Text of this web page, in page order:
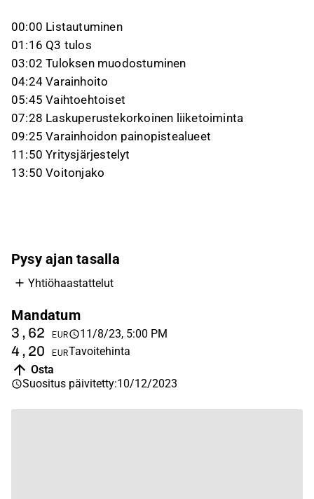
00:00 Listautuminen
01:16 Q3 tulos
03:02 Tuloksen muodostuminen
04:24 Varainhoito
05:45 Vaihtoehtoiset
07:28 Laskuperustekorkoinen liiketoiminta
09:25 Varainhoidon painopistealueet
11:50 Yritysjärjestelyt
13:50 Voitonjako
Pysy ajan tasalla
Yhtiöhaastattelut
Mandatum
3,62 EUR 11/8/23, 5:00 PM
4,20 EURTavoitehinta
Osta
Suositus päivitetty:10/12/2023